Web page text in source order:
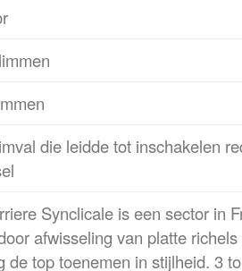
die leidde tot inschakelen
Synclicale is een sector in
afwisseling van platte
de top toenemen in stijlheid. 3